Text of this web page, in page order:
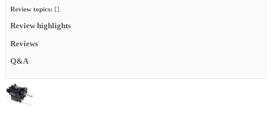
Review topics: [].
Review highlights
Reviews
Q&A